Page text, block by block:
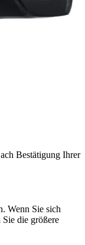
Bestätigung Ihrer
Wenn Sie sich
die größere